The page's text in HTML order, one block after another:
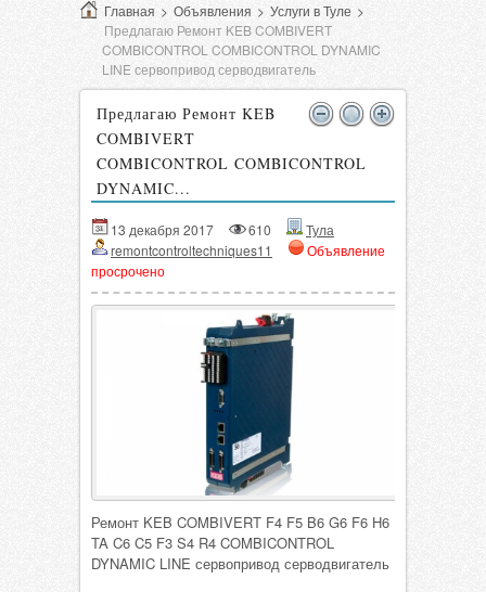
Главная > Объявления > Услуги в Туле >
Предлагаю Ремонт KEB COMBIVERT
COMBICONTROL COMBICONTROL DYNAMIC
LINE сервопривод серводвигатель
Предлагаю Ремонт KEB
COMBIVERT
COMBICONTROL COMBICONTROL
DYNAMIC...
13 декабря 2017 610
Тула
remontcontroltechniques11
Объявление
просрочено
Ремонт KEB COMBIVERT F4 F5 B6 G6 F6 H6
TA C6 C5 F3 S4 R4 COMBICONTROL
DYNAMIC LINE сервопривод серводвигатель